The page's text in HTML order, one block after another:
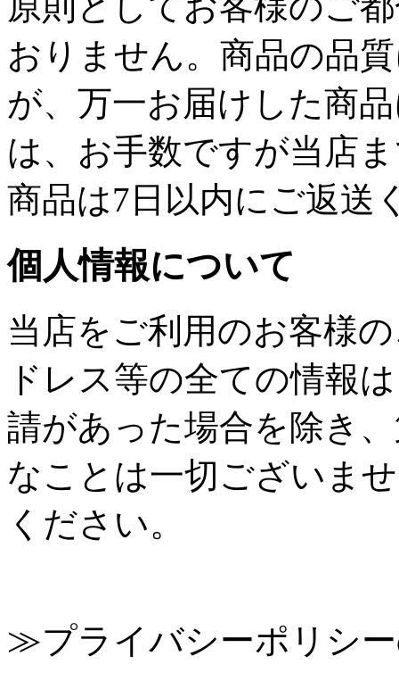
おりません。商品の品
が、万一お届けした商
は、お手数ですが当店
商品は7日以内にご返送
個人情報について
当店をご利用のお客様
ドレス等の全ての情報
請があった場合を除き
なことは一切ございま
ください。
≫プライバシーポリシ